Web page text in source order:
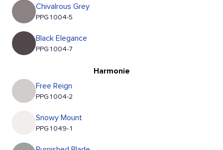
Chivalrous Grey
PPG1004-5
Black Elegance
PPG1004-7
Harmonie
Free Reign
PPG1004-2
Snowy Mount
PPG1049-1